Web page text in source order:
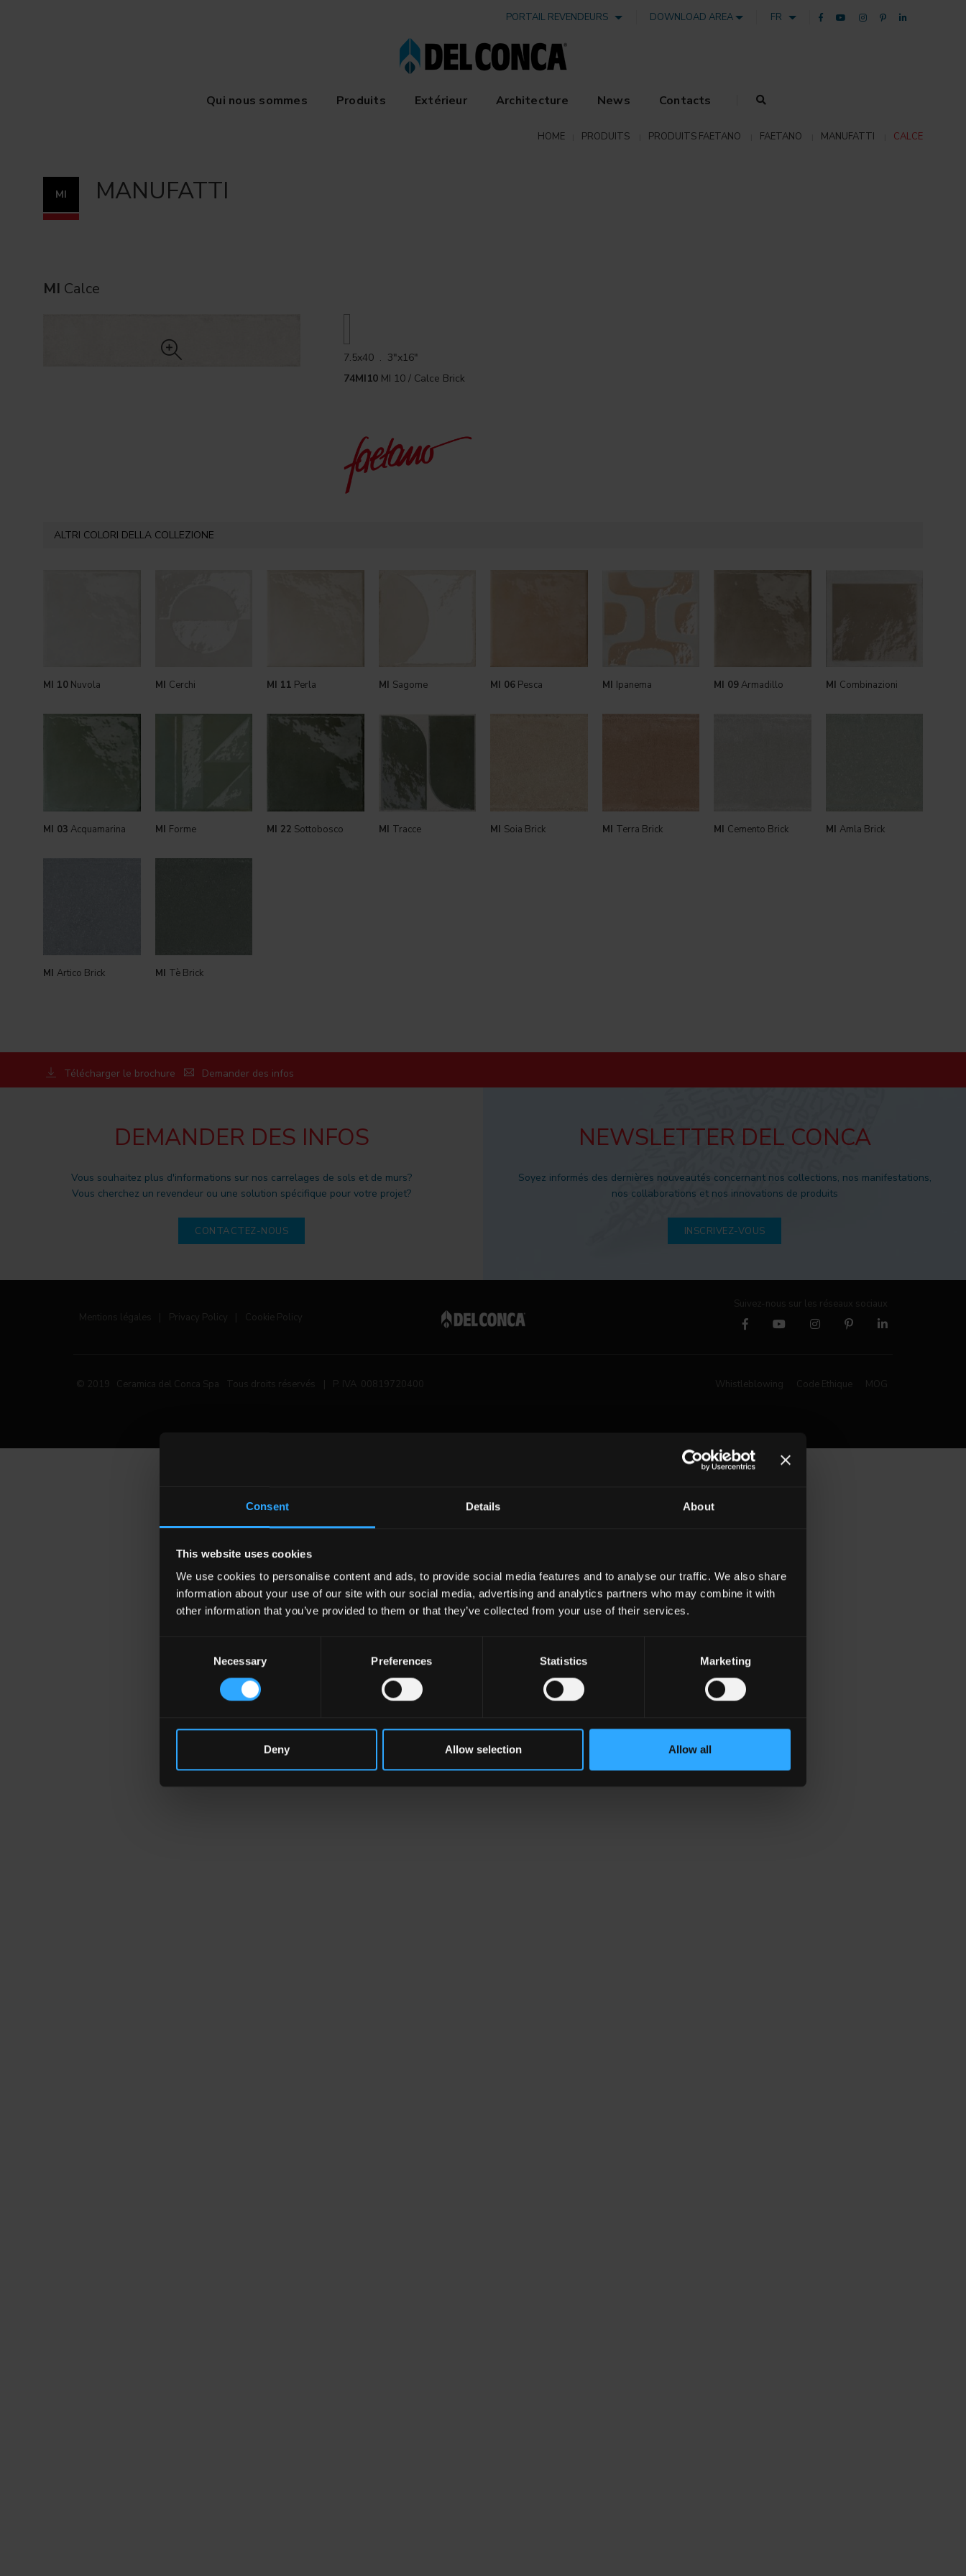
Consent Details About
This website uses cookies
We use cookies to personalise content and ads, to provide social media features and to analyse our traffic. We also share
information about your use of our site with our social media, advertising and analytics partners who may combine it with
other information that you’ve provided to them or that they’ve collected from your use of their services.
Necessary Preferences Statistics Marketing
Deny Allow selection Allow all
PORTAIL REVENDEURS DOWNLOAD AREA FR
Qui nous sommes Produits Extérieur Architecture News Contacts
HOME PRODUITS PRODUITS FAETANO FAETANO MANUFATTI CALCE
MI MANUFATTI
MI Calce
7.5x40 . 3"x16"
74MI10 MI 10 / Calce Brick
ALTRI COLORI DELLA COLLEZIONE
MI 10 Nuvola MI Cerchi MI 11 Perla MI Sagome MI 06 Pesca MI Ipanema MI 09Armadillo MI Combinazioni
MI 03 Acquamarina MI Forme MI 22 Sottobosco MI Tracce MI Soia Brick MI Terra Brick MI Cemento Brick MI Amla Brick
MI Artico Brick MI Tè Brick
Télécharger le brochure Demander des infos
DEMANDER DES INFOS
Vous souhaitez plus d'informations sur nos carrelages de sols et de murs?
Vous cherchez un revendeur ou une solution spécifique pour votre projet?
CONTACTEZ-NOUS
NEWSLETTER DEL CONCA
Soyez informés des dernières nouveautés concernant nos collections, nos manifestations,
nos collaborations et nos innovations de produits
INSCRIVEZ-VOUS
Mentions légales Privacy Policy Cookie Policy
Suivez-nous sur les réseaux sociaux
© 2019 Ceramica del Conca Spa Tous droits réservés P. IVA 00819720400 Whistleblowing Code Ethique MOG